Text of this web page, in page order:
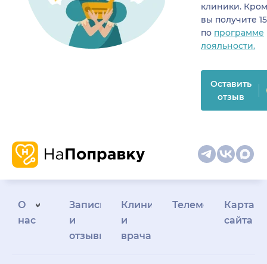
клиники.
вы получите
по программе
лояльности.
Оставить
отзыв
О
нас
Запись
и
отзывы
Клиникам
и
врачам
Телемедицина
Карта
сайта